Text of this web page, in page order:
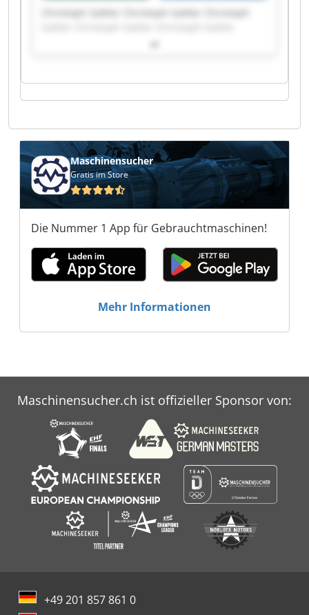
Christoph Sattler Christoph Sattler Christoph
Christoph Sattler Christoph Sattler Christoph
Sattler Christoph Sattler Christoph Sattler
Christoph Sattler Christoph Sattler Christoph
Maschinensucher
Gratis im Store
Die Nummer 1 App für Gebrauchtmaschinen!
Mehr Informationen
Maschinensucher.ch ist offizieller Sponsor von:
+49 201 857 861 0